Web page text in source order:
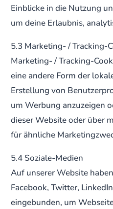
Einblicke in die Nutzung
um deine Erlaubnis,
5.3 Marketing- / Tracking-
Marketing- / Tracking-
eine andere Form der
Erstellung von
um Werbung anzuzeigen
dieser Website oder über
für ähnliche
5.4 Soziale-Medien
Auf unserer Website
Facebook, Twitter,
eingebunden, um